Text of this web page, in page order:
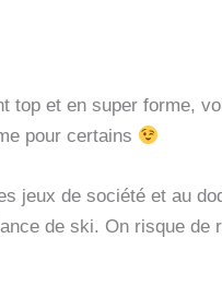
top et en super forme,
pour certains
jeux de société et au
de ski. On risque de